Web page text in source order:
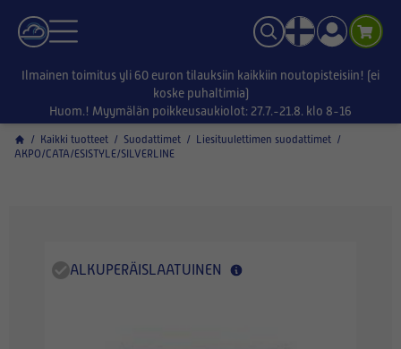
Ilmainen toimitus yli 60 euron tilauksiin kaikkiin noutopisteisiin! (ei
koske puhaltimia)
Huom.! Myymälän poikkeusaukiolot: 27.7.-21.8. klo 8-16
/ Kaikki tuotteet / Suodattimet / Liesituulettimen suodattimet /
AKPO/CATA/ESISTYLE/SILVERLINE
ALKUPERÄISLAATUINEN